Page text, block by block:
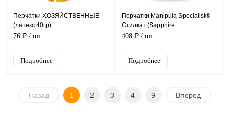
Перчатки ХОЗЯЙСТВЕННЫЕ
(латекс 40гр)
76 ₽ / шт
Подробнее
Перчатки Manipula Specialist®
Стилкат (Sapphire
Technology)MG-402
408 ₽ / шт
Подробнее
Назад 1 2 3 4 9 Вперед